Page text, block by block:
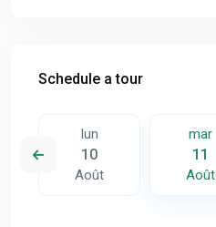
Schedule a tour
lun
10
Août
mar
11
Août